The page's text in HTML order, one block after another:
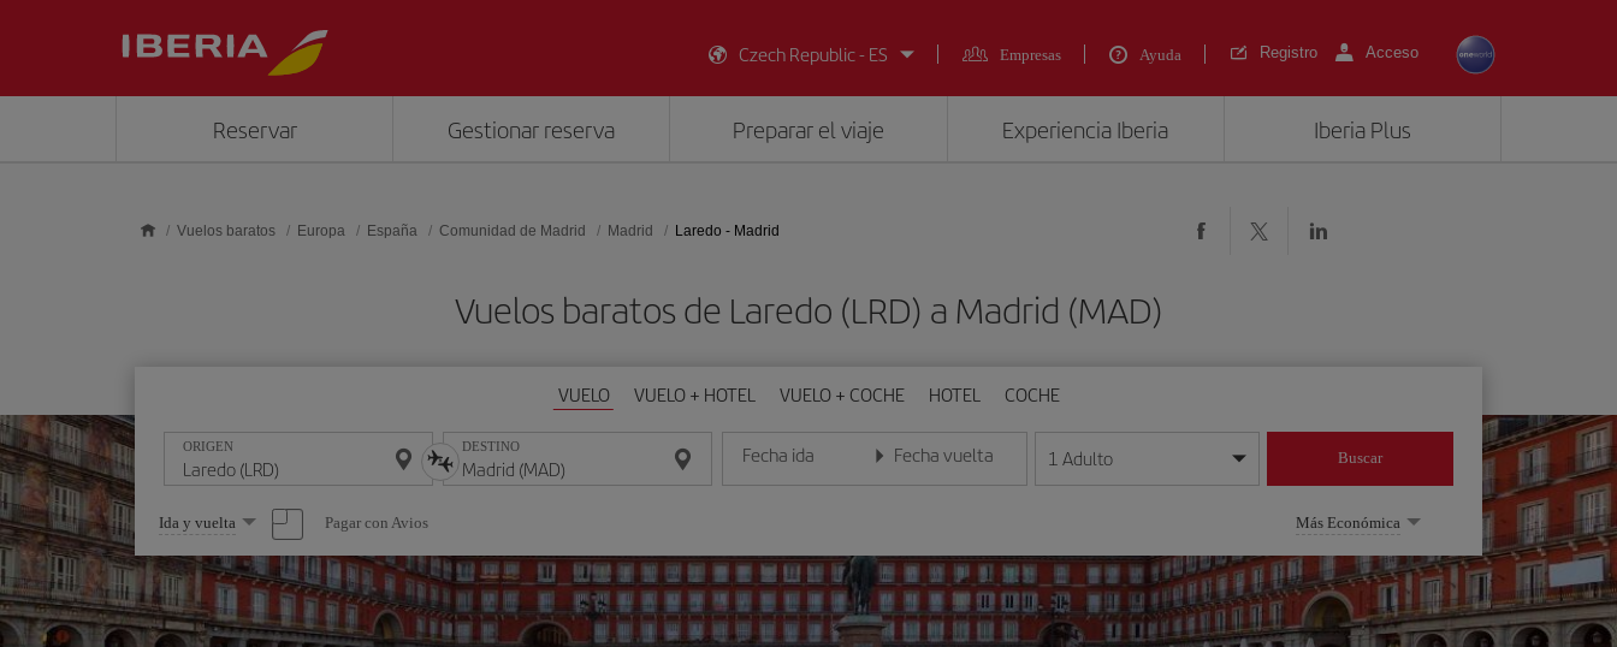
Czech Republic - ES
Empresas Ayuda Registro Acceso
Reservar Gestionar reserva Preparar el viaje Experiencia Iberia Iberia Plus
Vuelos baratos Europa España Comunidad de Madrid Madrid Laredo - Madrid
Vuelos baratos de Laredo (LRD) a Madrid (MAD)
VUELO VUELO + HOTEL VUELO + COCHE HOTEL COCHE
ORIGEN DESTINO Fecha ida
Introduce la fecha en formato día/mes/año
Fecha vuelta
Introduce la fecha en formato día/mes/año
1 Adulto Buscar
Seleccione
una
opción
Ida y vuelta Pagar con Avios Más Económica